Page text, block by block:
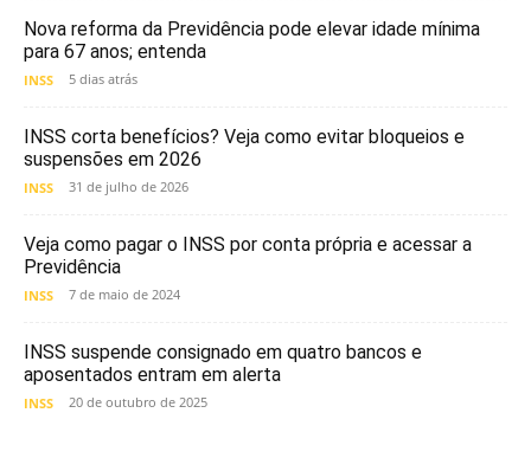
Nova reforma da Previdência pode elevar idade mínima
para 67 anos; entenda
INSS 5 dias atrás
INSS corta benefícios? Veja como evitar bloqueios e
suspensões em 2026
INSS 31 de julho de 2026
Veja como pagar o INSS por conta própria e acessar a
Previdência
INSS 7 de maio de 2024
INSS suspende consignado em quatro bancos e
aposentados entram em alerta
INSS 20 de outubro de 2025